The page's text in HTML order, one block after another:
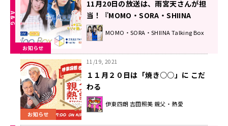
お知らせ
11月20日の放送は、雨宮天さんが担
当！『MOMO・SORA・SHIINA
Talking Box』
MOMO・SORA・SHIINA Talking Box
お知らせ
11/19, 2021
１１月２０日は「焼き○○」に こだ
わる
伊東四朗 吉田照美 親父・熱愛